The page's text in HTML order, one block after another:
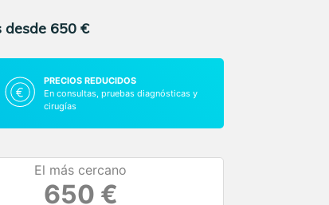
desde 650 €
PRECIOS REDUCIDOS
En consultas, pruebas diagnósticas y
cirugías
El más cercano
650 €